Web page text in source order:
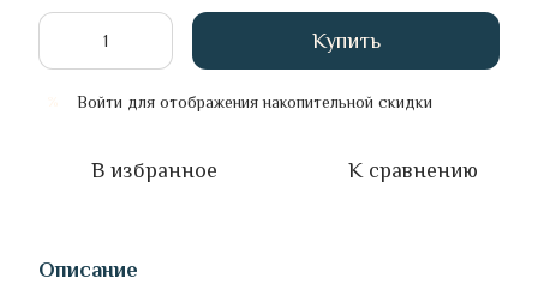
Купить
Войти для отображения накопительной скидки
В избранное К сравнению
Описание